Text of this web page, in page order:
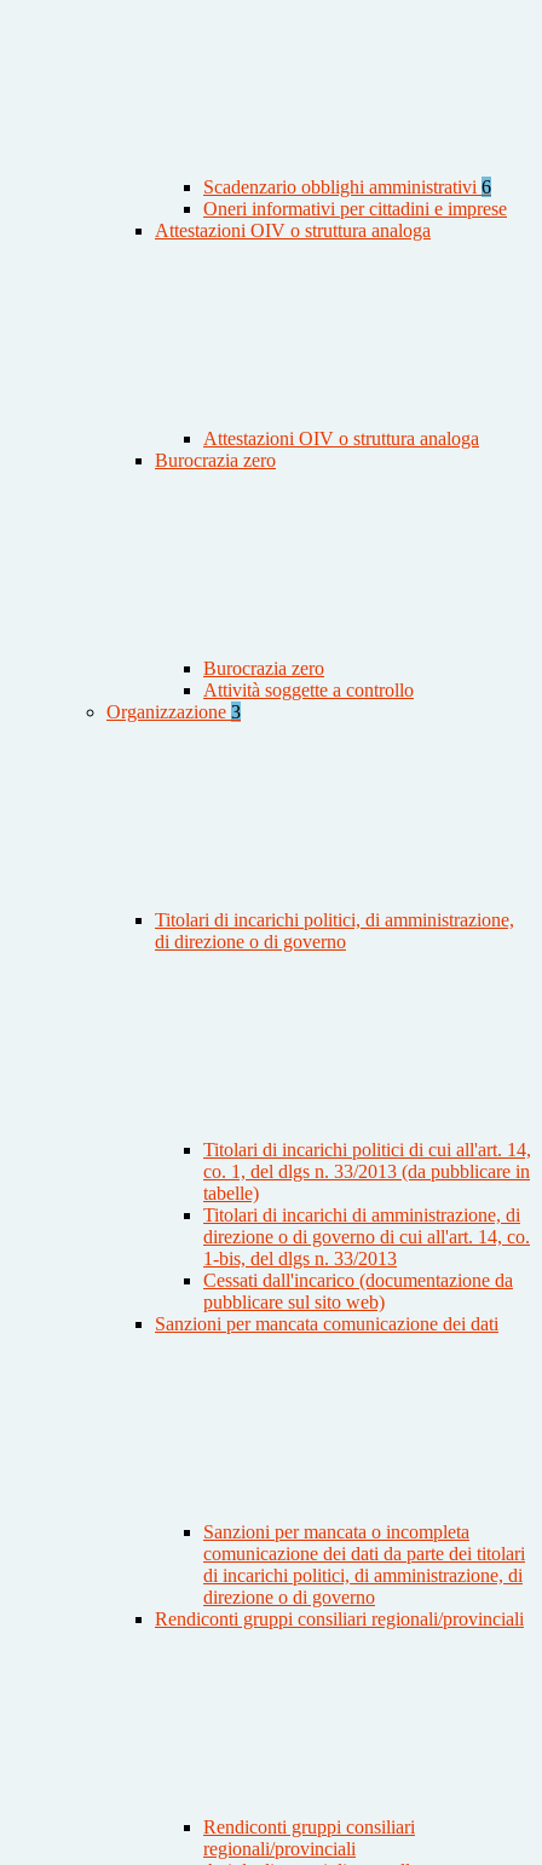
Scadenzario obblighi amministrativi 6
Oneri informativi per cittadini e imprese
Attestazioni OIV o struttura analoga
Attestazioni OIV o struttura analoga
Burocrazia zero
Burocrazia zero
Attività soggette a controllo
Organizzazione 3
Titolari di incarichi politici, di amministrazione,
di direzione o di governo
Titolari di incarichi politici di cui all'art. 14,
co. 1, del dlgs n. 33/2013 (da pubblicare in
tabelle)
Titolari di incarichi di amministrazione, di
direzione o di governo di cui all'art. 14, co.
1-bis, del dlgs n. 33/2013
Cessati dall'incarico (documentazione da
pubblicare sul sito web)
Sanzioni per mancata comunicazione dei dati
Sanzioni per mancata o incompleta
comunicazione dei dati da parte dei titolari
di incarichi politici, di amministrazione, di
direzione o di governo
Rendiconti gruppi consiliari regionali/provinciali
Rendiconti gruppi consiliari
regionali/provinciali